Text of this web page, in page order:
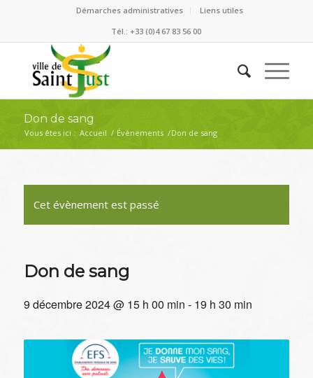
Démarches administratives
Liens utiles
Tél.: +33 (0)4 67 83 56 00
Don de sang
Vous êtes ici : Accueil / Évènements /Don de sang
Cet évènement est passé
Don de sang
9 décembre 2024 @ 15 h 00 min - 19 h 30 min